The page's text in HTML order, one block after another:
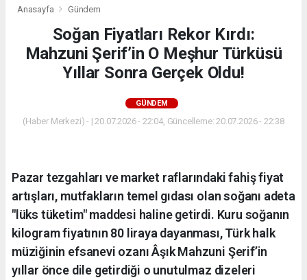
Anasayfa Gündem
Soğan Fiyatları Rekor Kırdı:
Mahzuni Şerif’in O Meşhur Türküsü
Yıllar Sonra Gerçek Oldu!
GÜNDEM
(Haber Merkezi) - | 20.07.2026 - 22:04, Güncelleme: 20.07.2026 - 22:38
Pazar tezgahları ve market raflarındaki fahiş fiyat
artışları, mutfakların temel gıdası olan soğanı adeta
"lüks tüketim" maddesi haline getirdi. Kuru soğanın
kilogram fiyatının 80 liraya dayanması, Türk halk
müziğinin efsanevi ozanı Âşık Mahzuni Şerif’in
yıllar önce dile getirdiği o unutulmaz dizeleri